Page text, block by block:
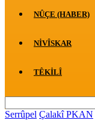
NÛÇE (HABER)
NIVÎSKAR
TÊKILÎ
Serrûpel Çalakî PKAN